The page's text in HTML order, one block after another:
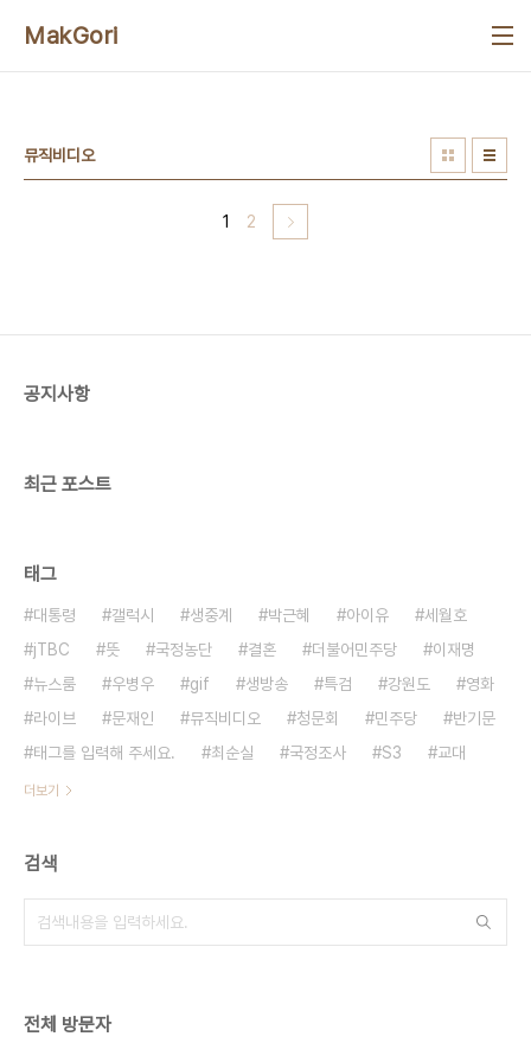
MakGori
뮤직비디오
1 2
공지사항
최근 포스트
태그
대통령 갤럭시 생중계 박근혜 아이유
세월호
jTBC
뜻 국정농단 결혼 더불어민주당
이재명
뉴스룸
우병우 gif 생방송 특검 강원도
영화
라이브
문재인 뮤직비디오 청문회 민주당
반기문
태그를 입력해 주세요.
최순실 국정조사 S3 교대
더보기
검색
전체 방문자